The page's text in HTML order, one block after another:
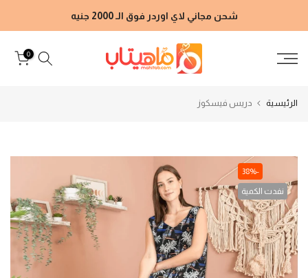
إلى
شحن مجاني لاي اوردر فوق الـ 2000 جنيه
0
الرئيسية دريس فيسكوز
-38%
نفدت الكمية